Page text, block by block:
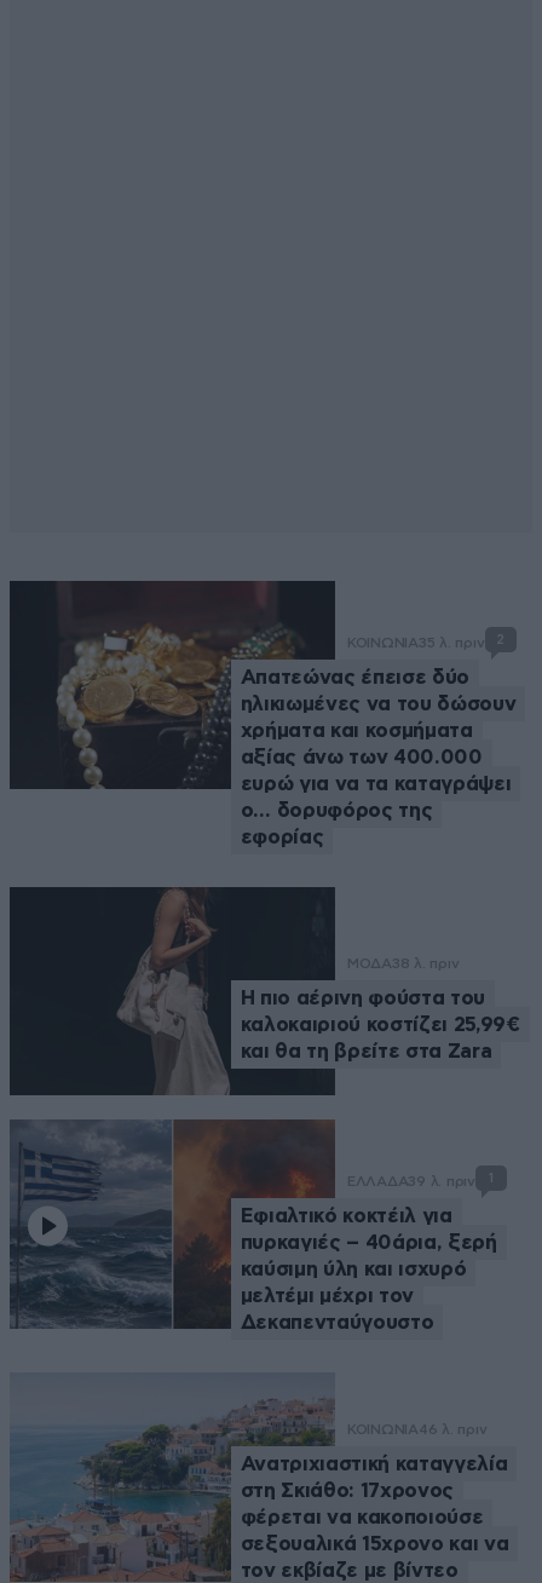
ΚΟΙΝΩΝΙΑ35 λ. πριν 2
Απατεώνας έπεισε δύο
ηλικιωμένες να του δώσουν
χρήματα και κοσμήματα
αξίας άνω των 400.000
ευρώ για να τα καταγράψει
ο… δορυφόρος της
εφορίας
ΜΟΔΑ38 λ. πριν
Η πιο αέρινη φούστα του
καλοκαιριού κοστίζει 25,99€
και θα τη βρείτε στα Zara
ΕΛΛΑΔΑ39 λ. πριν
Eφιαλτικό κοκτέιλ για
πυρκαγιές – 40άρια, ξερή
καύσιμη ύλη και ισχυρό
μελτέμι μέχρι τον
Δεκαπενταύγουστο
ΚΟΙΝΩΝΙΑ46 λ. πριν
Ανατριχιαστική καταγγελία
στη Σκιάθο: 17χρονος
φέρεται να κακοποιούσε
σεξουαλικά 15χρονο και να
τον εκβίαζε με βίντεο